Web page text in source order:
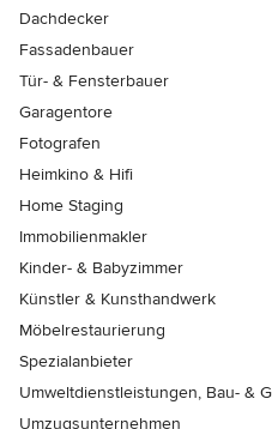
Dachdecker
Fassadenbauer
Tür- & Fensterbauer
Garagentore
Fotografen
Heimkino & Hifi
Home Staging
Immobilienmakler
Kinder- & Babyzimmer
Künstler & Kunsthandwerk
Möbelrestaurierung
Spezialanbieter
Umweltdienstleistungen, Bau- &
Umzugsunternehmen